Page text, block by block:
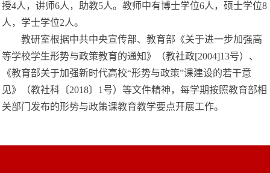
授4人，讲师6人，助教5人。教师中有博士学位6人，硕士学位8
人，学士学位2人。
教研室根据中共中央宣传部、教育部《关于进一步加强高
等学校学生形势与政策教育的通知》（教社政[2004]13号）、
《教育部关于加强新时代高校“形势与政策”课建设的若干意
见》（教社科〔2018〕1号）等文件精神，每学期按照教育部相
关部门发布的形势与政策课教育教学要点开展工作。